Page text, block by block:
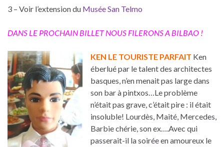
3 – Voir l’extension du Musée San Telmo
DANS LE PROCHAIN BILLET NOUS FILERONS A BILBAO !
KEN LE TOURISTE PARFAIT Ken
éberlué par le talent des architectes
basques, n’en menait pas large dans
son bar à pintxos…Le problème
n’était pas grave, c’était pire : il était
insoluble! Lourdès, Maité, Mercedes,
Barbie chérie, son ex….Avec qui
passerait-il la soirée en amoureux le